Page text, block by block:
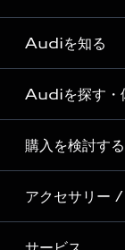
Audiを知る
Audi ブランド
Story of Progress
Audi Sport
Formula 1®
デジタルサービス
Audiを探す・
ディーラー検索
新車在庫検索
試乗車・展示車
購入を検討する
モデル一覧
特別仕様モデル /
アクセサリー